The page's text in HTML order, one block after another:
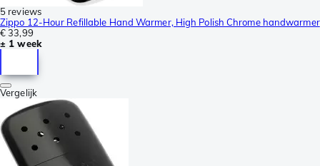
5 reviews
Zippo 12-Hour Refillable Hand Warmer, High Polish Chrome handwarmer
€ 33,99
± 1 week
Vergelijk